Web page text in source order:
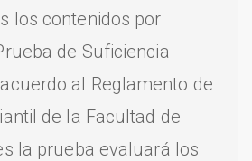
los contenidos por
de Suficiencia
al Reglamento de
de la Facultad de
la prueba evaluará los